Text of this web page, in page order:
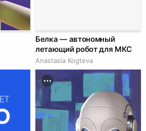
Белка — автономный
летающий робот для МКС
Anastasia Kogteva